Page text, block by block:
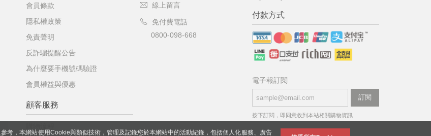
考，本網站使用Cookie與類似技術，管理及記錄您於本網站中的活動紀錄，包括個人化服務、廣告
會員條款
隱私權政策
免責聲明
反詐騙提醒公告
為什麼要手機號碼驗證
會員權益與優惠
顧客服務
線上留言
免付費電話
0800-098-668
付款方式
電子報訂閱
訂閱
按下訂閱，即同意收到本站相關購物資訊